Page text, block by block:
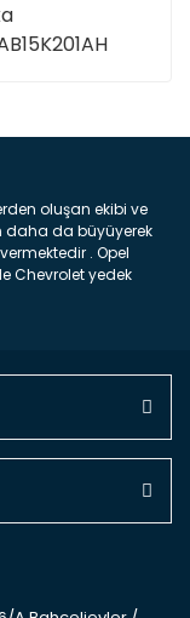
oluşan ekibi ve
daha da büyüyerek
. Opel
Chevrolet yedek
yedek parça
dört bir yanına
aşağıda belirttiğimiz